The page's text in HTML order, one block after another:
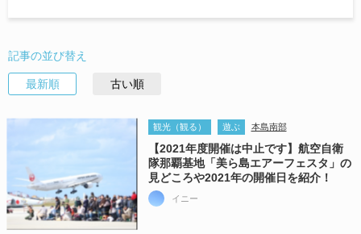
記事の並び替え
最新順 古い順
観光（観る） 遊ぶ 本島南部
【2021年度開催は中止です】航空自衛
隊那覇基地「美ら島エアーフェスタ」の
見どころや2021年の開催日を紹介！
イニー